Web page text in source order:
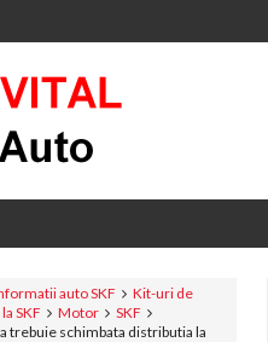
auto SKF
Kit-uri de
SKF Motor
SKF
trebuie schimbata distributia la